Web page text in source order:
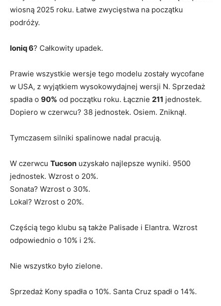
wiosną 2025 roku. Łatwe zwycięstwa na początku
podróży.
Ioniq 6? Całkowity upadek.
Prawie wszystkie wersje tego modelu zostały wycofane
w USA, z wyjątkiem wysokowydajnej wersji N. Sprzedaż
spadła o 90% od początku roku. Łącznie 211 jednostek.
Dopiero w czerwcu? 38 jednostek. Osiem. Zniknął.
Tymczasem silniki spalinowe nadal pracują.
W czerwcu Tucson uzyskało najlepsze wyniki. 9500
jednostek. Wzrost o 20%.
Sonata? Wzrost o 30%.
Lokal? Wzrost o 20%.
Częścią tego klubu są także Palisade i Elantra. Wzrost
odpowiednio o 10% i 2%.
Nie wszystko było zielone.
Sprzedaż Kony spadła o 10%. Santa Cruz spadł o 14%.